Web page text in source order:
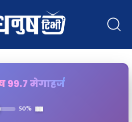
९९.७ मेगाहर्ज
50%